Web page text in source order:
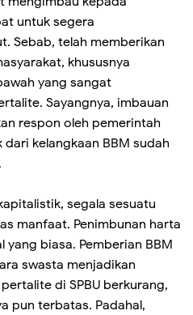
untuk segera
Sebab, telah memberikan
khususnya
yang sangat
Sayangnya, imbauan
respon oleh pemerintah
kelangkaan BBM sudah
segala sesuatu
manfaat. Penimbunan harta
biasa. Pemberian BBM
swasta menjadikan
di SPBU berkurang,
pun terbatas. Padahal,